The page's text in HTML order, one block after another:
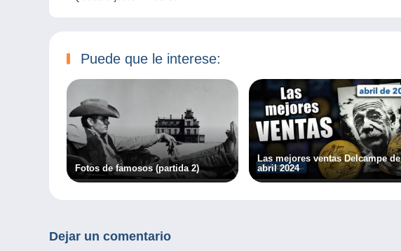
Puede que le interese:
Fotos de famosos (partida 2)
Las mejores ventas Delcampe de
abril 2024
Dejar un comentario